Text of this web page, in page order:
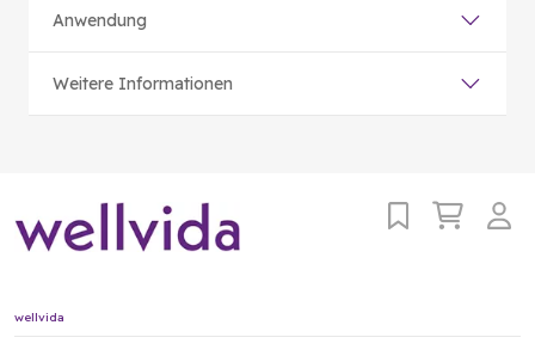
Anwendung
Weitere Informationen
wellvida